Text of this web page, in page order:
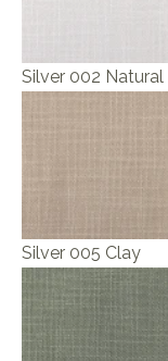
Silver 002 Natural
Silver 005 Clay